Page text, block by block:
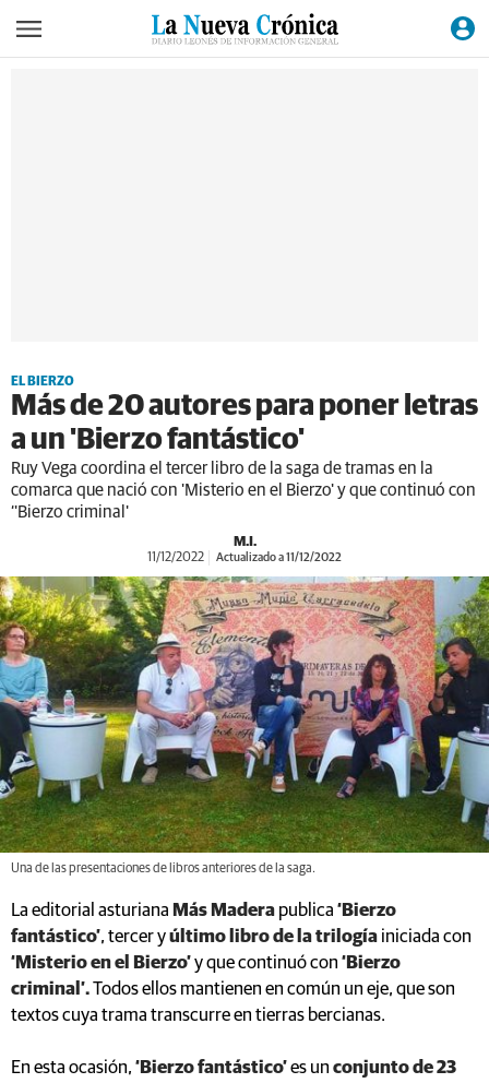
EL BIERZO
Más de 20 autores para poner letras
a un 'Bierzo fantástico'
Ruy Vega coordina el tercer libro de la saga de tramas en la
comarca que nació con 'Misterio en el Bierzo' y que continuó con
‘'Bierzo criminal'
M.I.
11/12/2022 Actualizado a 11/12/2022
Una de las presentaciones de libros anteriores de la saga.
La editorial asturiana Más Madera publica ‘Bierzo
fantástico’, tercer yúltimo libro de la trilogía iniciada con
‘Misterio en el Bierzo’y que continuó con ‘Bierzo
criminal’.Todos ellos mantienen en común un eje, que son
textos cuya trama transcurre en tierras bercianas.
En esta ocasión, ‘Bierzo fantástico’es un conjunto de 23